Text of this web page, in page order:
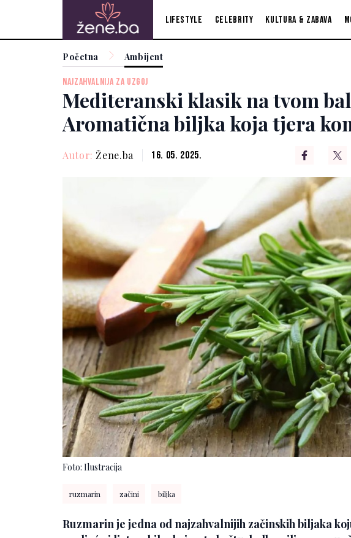
Lifestyle Celebrity Kultura & zabava
Početna Ambijent
NAJZAHVALNIJA ZA UZGOJ
Mediteranski klasik na tvom
Aromatična biljka koja tjera
Autor: Žene.ba 16. 05. 2025.
Foto: Ilustracija
ruzmarin začini biljka
Ruzmarin je jedna od najzahvalnijih začinskih biljaka